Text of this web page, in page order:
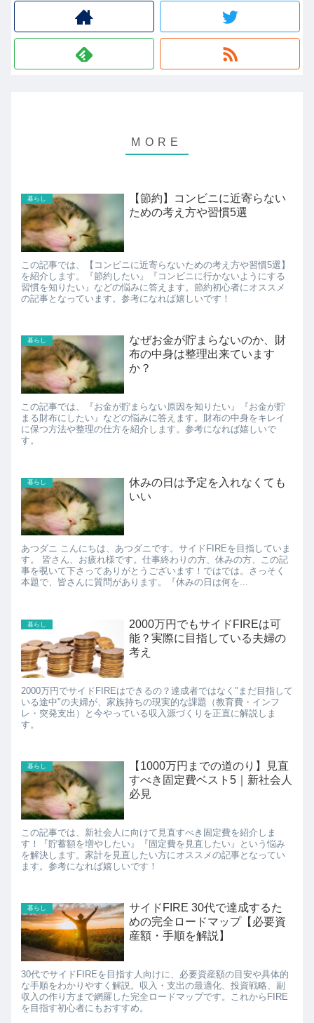
暮らし
【節約】コンビニに近寄らない
ための考え方や習慣5選
この記事では、【コンビニに近寄らないための考え方や習慣5選】
を紹介します。『節約したい』『コンビニに行かないようにする
習慣を知りたい』などの悩みに答えます。節約初心者にオススメ
の記事となっています。参考になれば嬉しいです！
暮らし
なぜお金が貯まらないのか、財
布の中身は整理出来ています
か？
この記事では、『お金が貯まらない原因を知りたい』『お金が貯
まる財布にしたい』などの悩みに答えます。財布の中身をキレイ
に保つ方法や整理の仕方を紹介します。参考になれば嬉しいで
す。
暮らし
休みの日は予定を入れなくても
いい
あつダニ こんにちは、あつダニです。サイドFIREを目指していま
す。 皆さん、お疲れ様です。仕事終わりの方、休みの方、この記
事を覗いて下さってありがとうございます！ではでは。さっそく
本題で、皆さんに質問があります。『休みの日は何を...
暮らし
2000万円でもサイドFIREは可
能？実際に目指している夫婦の
考え
2000万円でサイドFIREはできるの？達成者ではなく"まだ目指して
いる途中"の夫婦が、家族持ちの現実的な課題（教育費・インフ
レ・突発支出）と今やっている収入源づくりを正直に解説しま
す。
暮らし
【1000万円までの道のり】見直
すべき固定費ベスト5｜新社会人
必見
この記事では、新社会人に向けて見直すべき固定費を紹介しま
す！『貯蓄額を増やしたい』『固定費を見直したい』という悩み
を解決します。家計を見直したい方にオススメの記事となってい
ます。参考になれば嬉しいです！
暮らし
サイドFIRE 30代で達成するた
めの完全ロードマップ【必要資
産額・手順を解説】
30代でサイドFIREを目指す人向けに、必要資産額の目安や具体的
な手順をわかりやすく解説。収入・支出の最適化、投資戦略、副
収入の作り方まで網羅した完全ロードマップです。これからFIRE
を目指す初心者にもおすすめ。